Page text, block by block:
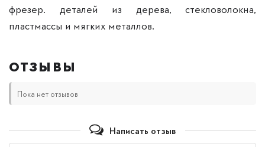
фрезер. деталей из дерева, стекловолокна,
пластмассы и мягких металлов.
ОТЗЫВЫ
Пока нет отзывов
Написать отзыв